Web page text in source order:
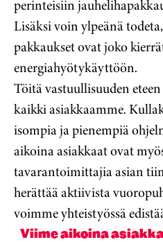
perinteisiin
Lisäksi voin ylpeänä
pakkaukset ovat joko
energiahyötykäyttöön.
Töitä vastuullisuuden
kaikki asiakkaamme.
isompia ja pienempiä
aikoina asiakkaat ovat
tavarantoimittajia asian
herättää aktiivista
voimme yhteistyössä
Viime aikoina